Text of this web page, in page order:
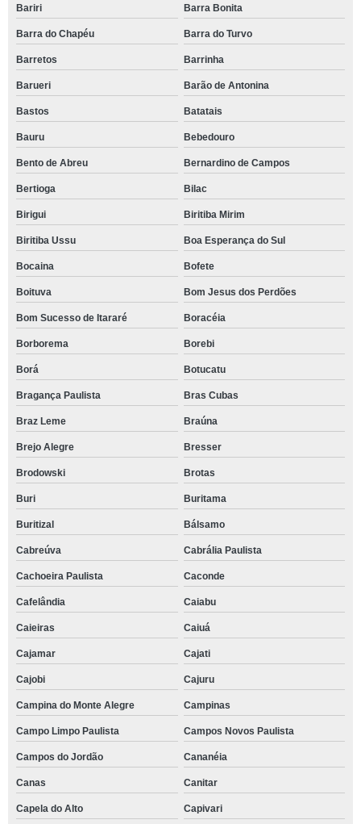
Bariri Barra Bonita
Barra do Chapéu Barra do Turvo
Barretos Barrinha
Barueri Barão de Antonina
Bastos Batatais
Bauru Bebedouro
Bento de Abreu Bernardino de Campos
Bertioga Bilac
Birigui Biritiba Mirim
Biritiba Ussu Boa Esperança do Sul
Bocaina Bofete
Boituva Bom Jesus dos Perdões
Bom Sucesso de Itararé Boracéia
Borborema Borebi
Borá Botucatu
Bragança Paulista Bras Cubas
Braz Leme Braúna
Brejo Alegre Bresser
Brodowski Brotas
Buri Buritama
Buritizal Bálsamo
Cabreúva Cabrália Paulista
Cachoeira Paulista Caconde
Cafelândia Caiabu
Caieiras Caiuá
Cajamar Cajati
Cajobi Cajuru
Campina do Monte Alegre Campinas
Campo Limpo Paulista Campos Novos Paulista
Campos do Jordão Cananéia
Canas Canitar
Capela do Alto Capivari